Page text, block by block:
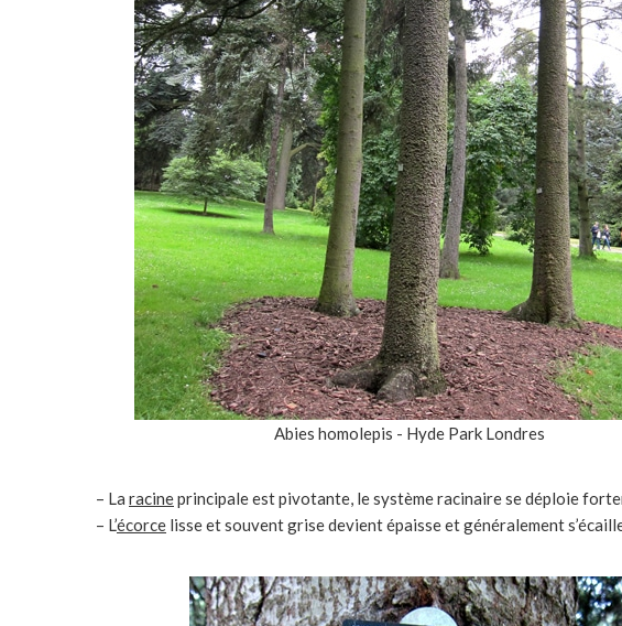
Abies homolepis - Hyde Park Londres
– La racineprincipale est pivotante, le système racinaire se déploie
– L’écorce lisse et souvent grise devient épaisse et généralement